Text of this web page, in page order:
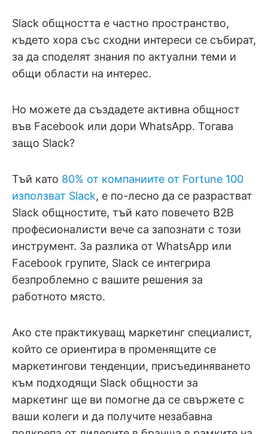
Slack общността е частно пространство,
където хора със сходни интереси се събират,
за да споделят знания по актуални теми и
общи области на интерес.
Но можете да създадете активна общност
във Facebook или дори WhatsApp. Тогава
защо Slack?
Тъй като 80% от компаниите от Fortune 100
използват Slack, е по-лесно да се разрастват
Slack общностите, тъй като повечето B2B
професионалисти вече са запознати с този
инструмент. За разлика от WhatsApp или
Facebook групите, Slack се интегрира
безпроблемно с вашите решения за
работното място.
Ако сте практикуващ маркетинг специалист,
който се ориентира в променящите се
маркетингови тенденции, присъединяването
към подходящи Slack общности за
маркетинг ще ви помогне да се свържете с
ваши колеги и да получите незабавна